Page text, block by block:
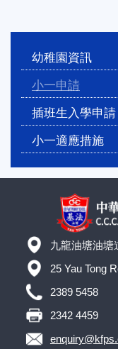
navigation
幼稚園資訊
小一申請
插班生入學申請
小一適應措施
九龍油塘油塘
25 Yau Tong
2389 5458
2342 4459